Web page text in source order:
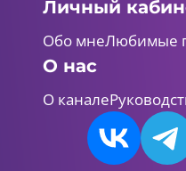
Личный
Обо мнеЛюбимые
О нас
О канале